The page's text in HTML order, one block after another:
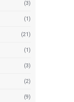
(3)
(1)
(21)
(1)
(3)
(2)
(9)